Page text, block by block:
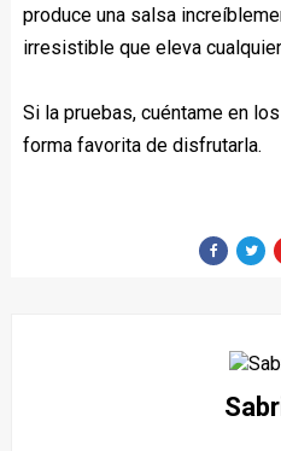
produce una salsa
irresistible que eleva
Si la pruebas, cuéntame en
forma favorita de disfrutarla.